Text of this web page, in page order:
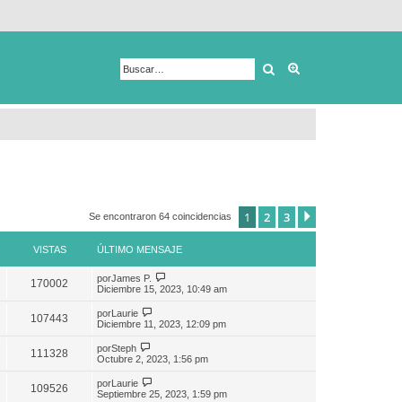
Buscar
Se encontraron 64 coincidencias 1 2 3
VISTAS ÚLTIMO MENSAJE
170002 porJames P.
Diciembre 15, 2023, 10:49 am
107443 porLaurie
Diciembre 11, 2023, 12:09 pm
111328 porSteph
Octubre 2, 2023, 1:56 pm
109526 porLaurie
Septiembre 25, 2023, 1:59 pm